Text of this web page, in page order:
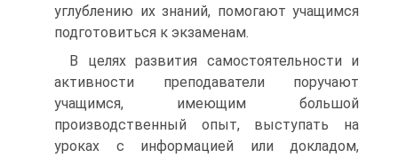
углублению их знаний, помогают учащимся
подготовиться к экзаменам.
В целях развития самостоятельности и
активности преподаватели поручают
учащимся, имеющим большой
производственный опыт, выступать на
уроках с информацией или докладом,